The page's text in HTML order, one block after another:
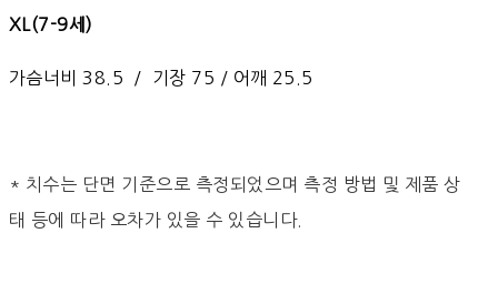
XL(7-9세)
가슴너비 38.5 / 기장 75 / 어깨 25.5
* 치수는 단면 기준으로 측정되었으며 측정 방법 및 제품 상
태 등에 따라 오차가 있을 수 있습니다.